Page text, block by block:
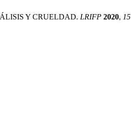
Y CRUELDAD. LRIFP 2020, 15